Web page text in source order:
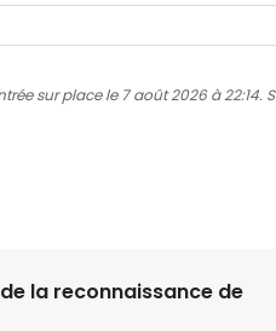
sur place le 7 août 2026 à 22:14.
la reconnaissance de